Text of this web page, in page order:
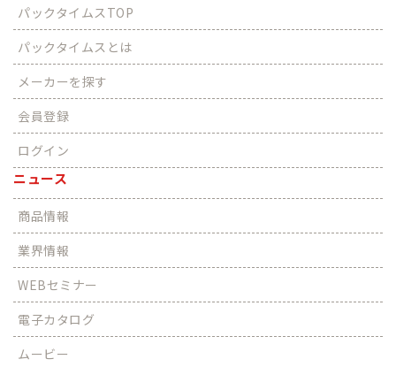
パックタイムスTOP
パックタイムスとは
メーカーを探す
会員登録
ログイン
ニュース
商品情報
業界情報
WEBセミナー
電子カタログ
ムービー